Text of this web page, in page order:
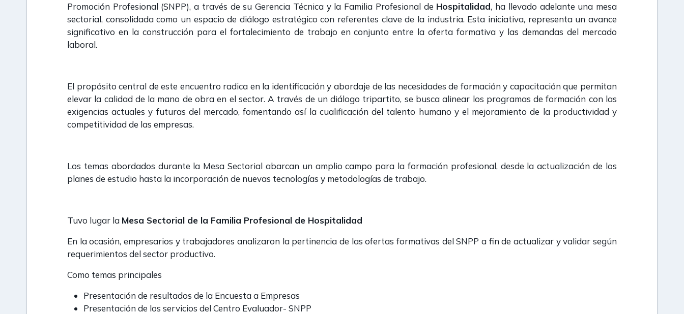
Promoción Profesional (SNPP), a través de su Gerencia Técnica y la Familia Profesional de Hospitalidad, ha llevado adelante una mesa
sectorial, consolidada como un espacio de diálogo estratégico con referentes clave de la industria. Esta iniciativa, representa un avance
significativo en la construcción para el fortalecimiento de trabajo en conjunto entre la oferta formativa y las demandas del mercado
laboral.
El propósito central de este encuentro radica en la identificación y abordaje de las necesidades de formación y capacitación que permitan
elevar la calidad de la mano de obra en el sector. A través de un diálogo tripartito, se busca alinear los programas de formación con las
exigencias actuales y futuras del mercado, fomentando así la cualificación del talento humano y el mejoramiento de la productividad y
competitividad de las empresas.
Los temas abordados durante la Mesa Sectorial abarcan un amplio campo para la formación profesional, desde la actualización de los
planes de estudio hasta la incorporación de nuevas tecnologías y metodologías de trabajo.
Tuvo lugar la Mesa Sectorial de la Familia Profesional de Hospitalidad
En la ocasión, empresarios y trabajadores analizaron la pertinencia de las ofertas formativas del SNPP a fin de actualizar y validar según
requerimientos del sector productivo.
Como temas principales
Presentación de resultados de la Encuesta a Empresas
Presentación de los servicios del Centro Evaluador- SNPP